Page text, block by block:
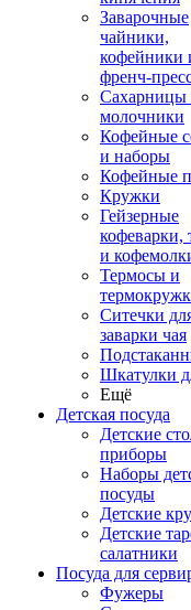
Заварочные
чайники,
кофейники
френч-
Сахарницы
молочники
Кофейные
и наборы
Кофейные
Кружки
Гейзерные
кофеварки,
и
Термосы и
Ситечки
заварки чая
Шкатулки
Ещё
Детская посуда
Детские
приборы
Наборы
посуды
Детские
Детские
салатники
Посуда для
Фужеры